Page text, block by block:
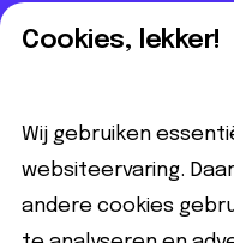
Informatief
Partnerbijdrage
Disclaimer
Cookies, lekker!
Wij gebruiken
websiteervaring.
andere cookies